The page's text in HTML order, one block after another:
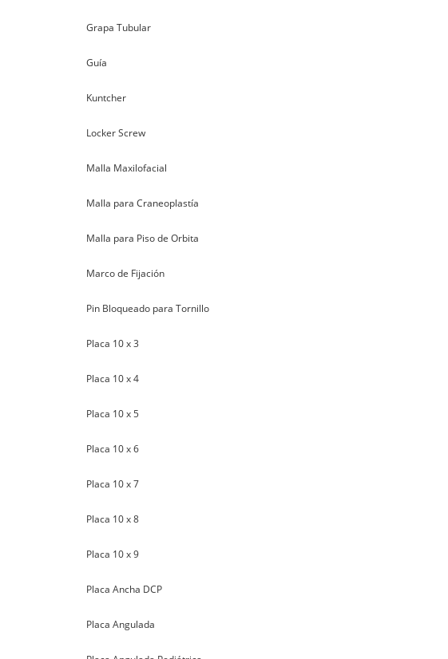
Grapa Tubular
Guía
Kuntcher
Locker Screw
Malla Maxilofacial
Malla para Craneoplastía
Malla para Piso de Orbita
Marco de Fijación
Pin Bloqueado para Tornillo
Placa 10 x 3
Placa 10 x 4
Placa 10 x 5
Placa 10 x 6
Placa 10 x 7
Placa 10 x 8
Placa 10 x 9
Placa Ancha DCP
Placa Angulada